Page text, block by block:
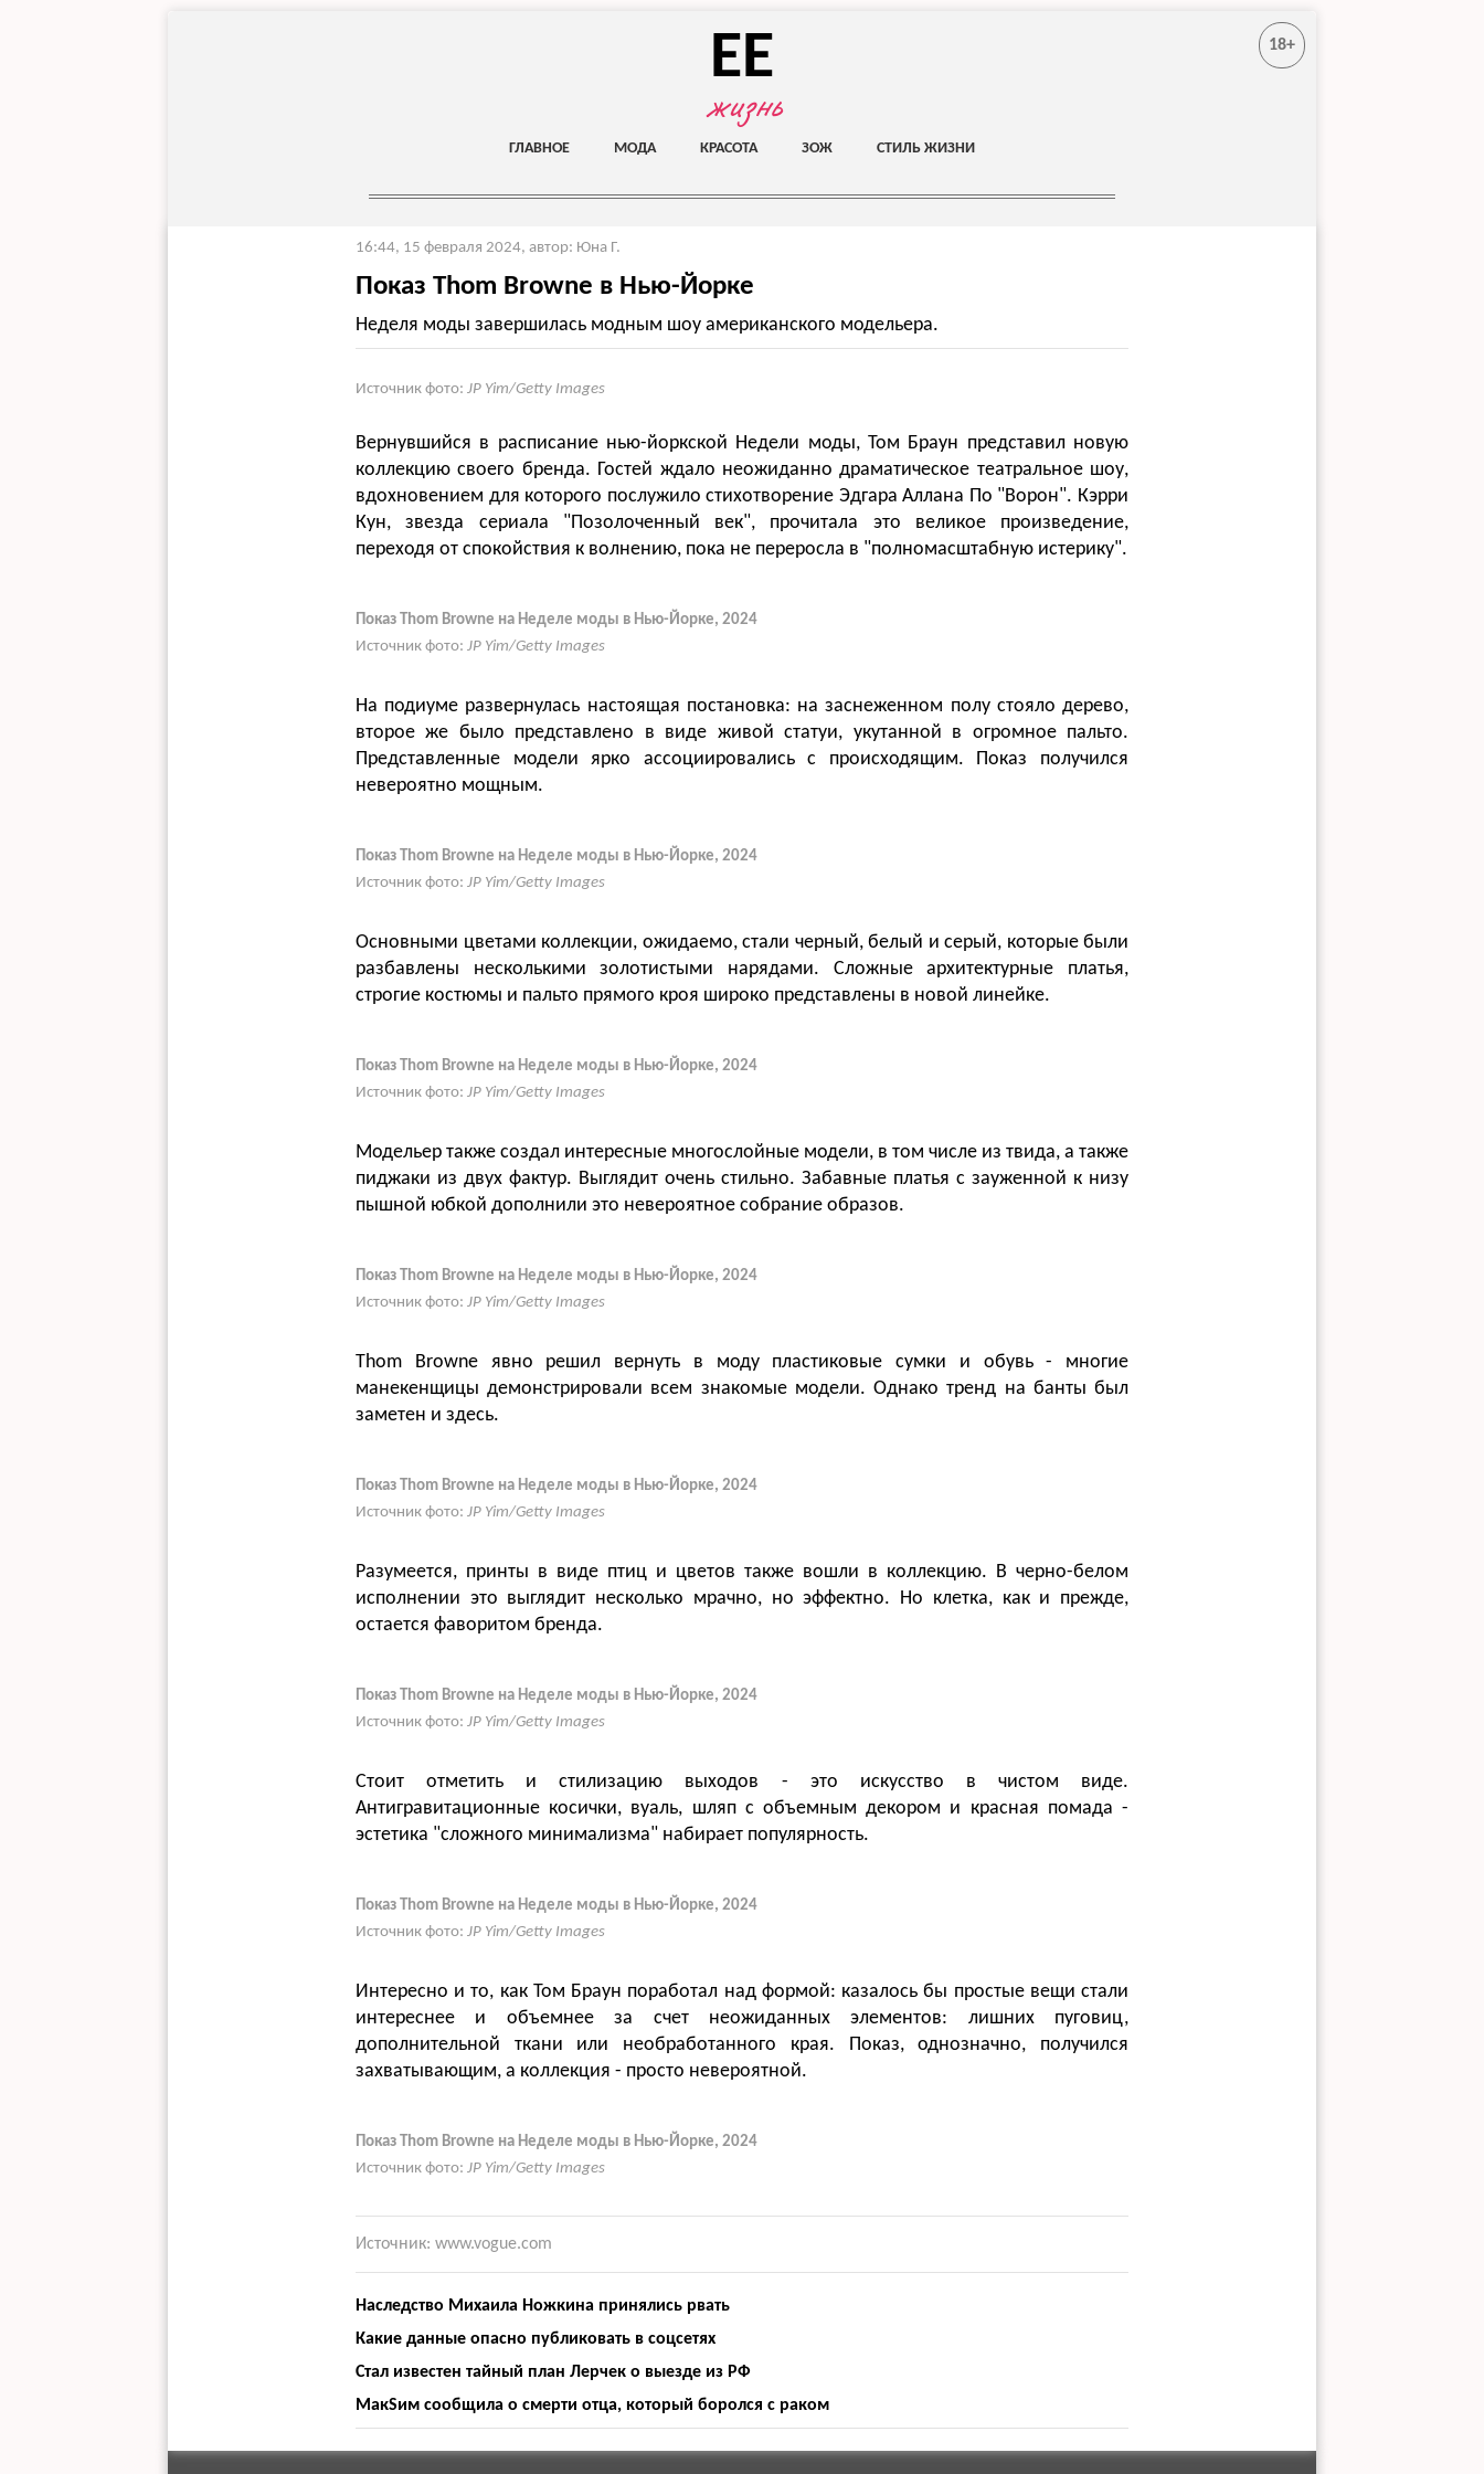
EE
жизнь
18+
ГЛАВНОЕ МОДА КРАСОТА ЗОЖ СТИЛЬ ЖИЗНИ
16:44, 15 февраля 2024, автор: Юна Г.
Показ Thom Browne в Нью-Йорке
Неделя моды завершилась модным шоу американского модельера.
Источник фото: JP Yim/Getty Images
Вернувшийся в расписание нью-йоркской Недели моды, Том Браун представил новую
коллекцию своего бренда. Гостей ждало неожиданно драматическое театральное шоу,
вдохновением для которого послужило стихотворение Эдгара Аллана По "Ворон". Кэрри
Кун, звезда сериала "Позолоченный век", прочитала это великое произведение,
переходя от спокойствия к волнению, пока не переросла в "полномасштабную истерику".
Показ Thom Browne на Неделе моды в Нью-Йорке, 2024
Источник фото: JP Yim/Getty Images
На подиуме развернулась настоящая постановка: на заснеженном полу стояло дерево,
второе же было представлено в виде живой статуи, укутанной в огромное пальто.
Представленные модели ярко ассоциировались с происходящим. Показ получился
невероятно мощным.
Показ Thom Browne на Неделе моды в Нью-Йорке, 2024
Источник фото: JP Yim/Getty Images
Основными цветами коллекции, ожидаемо, стали черный, белый и серый, которые были
разбавлены несколькими золотистыми нарядами. Сложные архитектурные платья,
строгие костюмы и пальто прямого кроя широко представлены в новой линейке.
Показ Thom Browne на Неделе моды в Нью-Йорке, 2024
Источник фото: JP Yim/Getty Images
Модельер также создал интересные многослойные модели, в том числе из твида, а также
пиджаки из двух фактур. Выглядит очень стильно. Забавные платья с зауженной к низу
пышной юбкой дополнили это невероятное собрание образов.
Показ Thom Browne на Неделе моды в Нью-Йорке, 2024
Источник фото: JP Yim/Getty Images
Thom Browne явно решил вернуть в моду пластиковые сумки и обувь - многие
манекенщицы демонстрировали всем знакомые модели. Однако тренд на банты был
заметен и здесь.
Показ Thom Browne на Неделе моды в Нью-Йорке, 2024
Источник фото: JP Yim/Getty Images
Разумеется, принты в виде птиц и цветов также вошли в коллекцию. В черно-белом
исполнении это выглядит несколько мрачно, но эффектно. Но клетка, как и прежде,
остается фаворитом бренда.
Показ Thom Browne на Неделе моды в Нью-Йорке, 2024
Источник фото: JP Yim/Getty Images
Стоит отметить и стилизацию выходов - это искусство в чистом виде.
Антигравитационные косички, вуаль, шляп с объемным декором и красная помада -
эстетика "сложного минимализма" набирает популярность.
Показ Thom Browne на Неделе моды в Нью-Йорке, 2024
Источник фото: JP Yim/Getty Images
Интересно и то, как Том Браун поработал над формой: казалось бы простые вещи стали
интереснее и объемнее за счет неожиданных элементов: лишних пуговиц,
дополнительной ткани или необработанного края. Показ, однозначно, получился
захватывающим, а коллекция - просто невероятной.
Показ Thom Browne на Неделе моды в Нью-Йорке, 2024
Источник фото: JP Yim/Getty Images
Источник: www.vogue.com
Наследство Михаила Ножкина принялись рвать
Какие данные опасно публиковать в соцсетях
Стал известен тайный план Лерчек о выезде из РФ
МакSим сообщила о смерти отца, который боролся с раком